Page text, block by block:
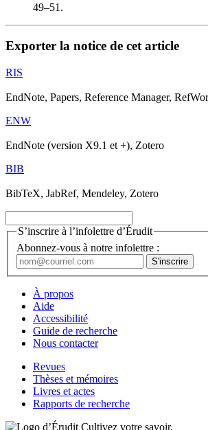
49–51.
Exporter la notice de cet article
RIS
EndNote, Papers, Reference Manager,
ENW
EndNote (version X9.1 et +), Zotero
BIB
BibTeX, JabRef, Mendeley, Zotero
S’inscrire à l’infolettre d’Érudit
Abonnez-vous à notre infolettre :
À propos
Aide
Accessibilité
Guide de recherche
Nous contacter
Revues
Thèses et mémoires
Livres et actes
Rapports de recherche
Cultivez votre savoir.